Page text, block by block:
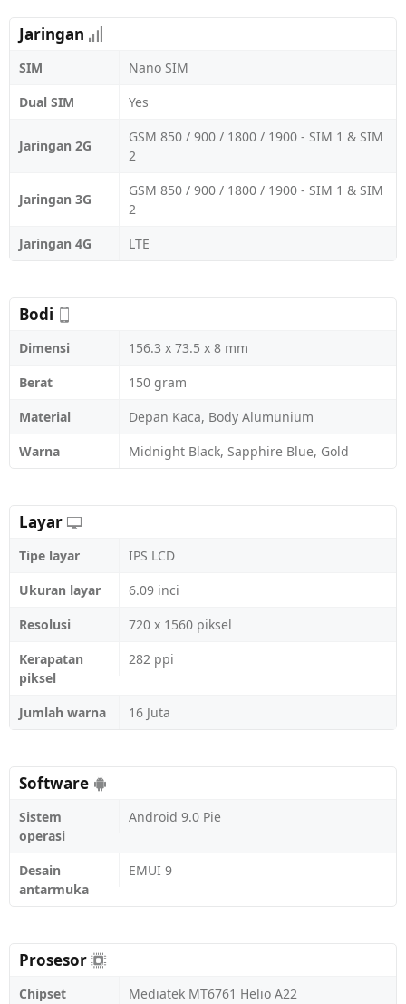
Jaringan
SIM
Nano SIM
Dual SIM
Yes
Jaringan 2G
GSM 850 / 900 / 1800 / 1900 - SIM 1 & SIM
2
Jaringan 3G
GSM 850 / 900 / 1800 / 1900 - SIM 1 & SIM
2
Jaringan 4G
LTE
Bodi
Dimensi
156.3 x 73.5 x 8 mm
Berat
150 gram
Material
Depan Kaca, Body Alumunium
Warna
Midnight Black, Sapphire Blue, Gold
Layar
Tipe layar
IPS LCD
Ukuran layar
6.09 inci
Resolusi
720 x 1560 piksel
Kerapatan
piksel
282 ppi
Jumlah warna 16 Juta
Software
Sistem
operasi
Android 9.0 Pie
Desain
antarmuka
EMUI 9
Prosesor
Chipset
Mediatek MT6761 Helio A22